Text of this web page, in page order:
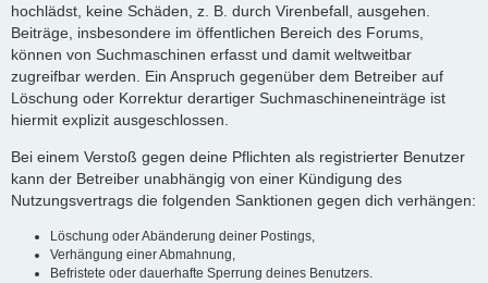
hochlädst, keine Schäden, z. B. durch Virenbefall, ausgehen.
Beiträge, insbesondere im öffentlichen Bereich des Forums,
können von Suchmaschinen erfasst und damit weltweitbar
zugreifbar werden. Ein Anspruch gegenüber dem Betreiber auf
Löschung oder Korrektur derartiger Suchmaschineneinträge ist
hiermit explizit ausgeschlossen.
Bei einem Verstoß gegen deine Pflichten als registrierter Benutzer
kann der Betreiber unabhängig von einer Kündigung des
Nutzungsvertrags die folgenden Sanktionen gegen dich verhängen:
Löschung oder Abänderung deiner Postings,
Verhängung einer Abmahnung,
Befristete oder dauerhafte Sperrung deines Benutzers.